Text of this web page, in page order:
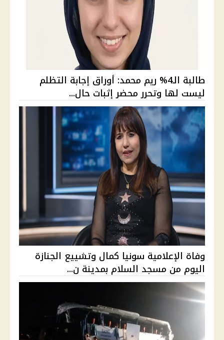
طالبة الـ4% ريم محمد: أوراق إجابة التظلم
ليست لها وتحرر محضر إثبات حال...
وفاة الإعلامية سونيا كمال وتشييع الجنازة
اليوم من مسجد السلام بمدينة ن...